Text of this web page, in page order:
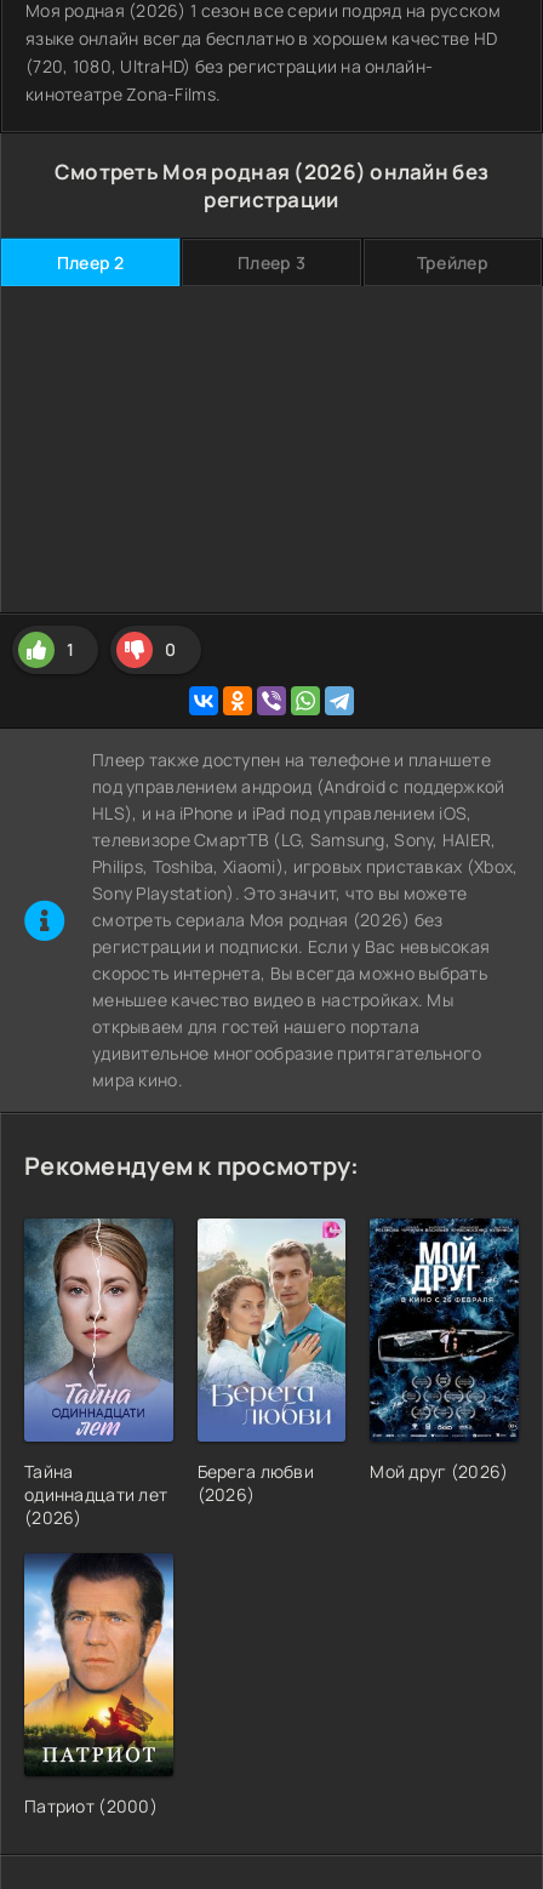
Моя родная (2026) 1 сезон все серии подряд на русском
языке онлайн всегда бесплатно в хорошем качестве HD
(720, 1080, UltraHD) без регистрации на онлайн-
кинотеатре Zona-Films.
Смотреть Моя родная (2026) онлайн без
регистрации
Плеер 2 Плеер 3 Трейлер
1 0
Плеер также доступен на телефоне и планшете
под управлением андроид (Android с поддержкой
HLS), и на iPhone и iPad под управлением iOS,
телевизоре СмартТВ (LG, Samsung, Sony, HAIER,
Philips, Toshiba, Xiaomi), игровых приставках (Xbox,
Sony Playstation). Это значит, что вы можете
cмотреть сериала Моя родная (2026) без
регистрации и подписки. Если у Вас невысокая
скорость интернета, Вы всегда можно выбрать
меньшее качество видео в настройках. Мы
открываем для гостей нашего портала
удивительное многообразие притягательного
мира кино.
Рекомендуем к просмотру:
Тайна
одиннадцати лет
(2026)
Берега любви
(2026)
Мой друг (2026)
Патриот (2000)